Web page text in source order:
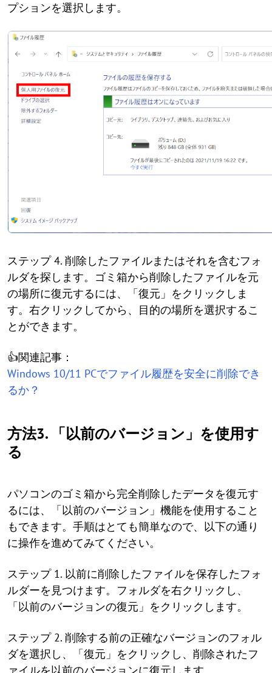
プションを選択します。
ステップ 4. 削除したファイルまたはそれを含むフォ
ルダを探します。ゴミ箱から削除したファイルを元
の場所に復元するには、「復元」をクリックしま
す。右クリックしてから、目的の場所を選択するこ
とができます。
👍関連記事：
Windows 10/11 PCでファイル履歴を安全に削除でき
るか？
方法3. 「以前のバージョン」を使用す
る
パソコンのゴミ箱から完全削除したデータを復元す
るには、「以前のバージョン」機能を使用すること
もできます。手順はとても簡単なので、以下の通り
に操作を進めてみてください。
ステップ 1. 以前に削除したファイルを保存したフォ
ルダーを見つけます。フォルダを右クリックし、
「以前のバージョンの復元」をクリックします。
ステップ 2. 削除する前の正確なバージョンのフォル
ダを選択し、「復元」をクリックし、削除されたフ